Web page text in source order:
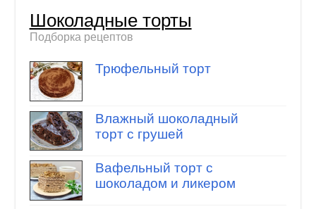
Шоколадные торты
Подборка рецептов
Трюфельный торт
Влажный шоколадный
торт с грушей
Вафельный торт с
шоколадом и ликером